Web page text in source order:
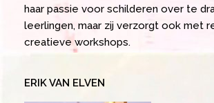
haar passie voor schilderen over te
leerlingen, maar zij verzorgt ook met
creatieve workshops.
ERIK VAN ELVEN